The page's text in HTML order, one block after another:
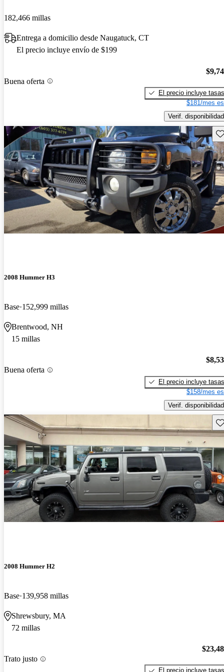
182,466 millas
Entrega a domicilio desde Naugatuck, CT
El precio incluye envío de $199
Buena oferta
El precio incluye tasas
$181/mes
Verif. disponibilidad
2008 Hummer H3
Base 152,999 millas
Brentwood, NH
15 millas
Buena oferta
El precio incluye tasas
$158/mes
Verif. disponibilidad
2008 Hummer H2
Base 139,958 millas
Shrewsbury, MA
72 millas
Trato justo
El precio incluye tasas